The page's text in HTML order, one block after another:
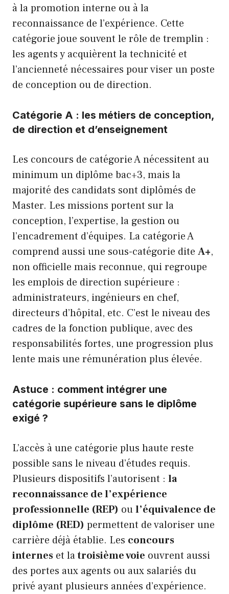
à la promotion interne ou à la
reconnaissance de l’expérience. Cette
catégorie joue souvent le rôle de tremplin :
les agents y acquièrent la technicité et
l’ancienneté nécessaires pour viser un poste
de conception ou de direction.
Catégorie A : les métiers de conception,
de direction et d’enseignement
Les concours de catégorie A nécessitent au
minimum un diplôme bac+3, mais la
majorité des candidats sont diplômés de
Master. Les missions portent sur la
conception, l’expertise, la gestion ou
l’encadrement d’équipes. La catégorie A
comprend aussi une sous-catégorie dite A+,
non officielle mais reconnue, qui regroupe
les emplois de direction supérieure :
administrateurs, ingénieurs en chef,
directeurs d’hôpital, etc. C’est le niveau des
cadres de la fonction publique, avec des
responsabilités fortes, une progression plus
lente mais une rémunération plus élevée.
Astuce : comment intégrer une
catégorie supérieure sans le diplôme
exigé ?
L’accès à une catégorie plus haute reste
possible sans le niveau d’études requis.
Plusieurs dispositifs l’autorisent : la
reconnaissance de l’expérience
professionnelle (REP) oul’équivalence de
diplôme (RED) permettent de valoriser une
carrière déjà établie. Les concours
internes et latroisième voie ouvrent aussi
des portes aux agents ou aux salariés du
privé ayant plusieurs années d’expérience.